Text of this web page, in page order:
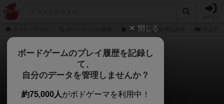
コヨーテの通販/商品詳細
コヨーテ
リツカさんのレビュー
閉じる
ボードゲームのプレイ履歴を記録し
て、
自分のデータを管理しませんか？
約75,000人がボドゲーマを利用中！